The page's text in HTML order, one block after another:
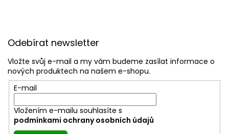
Odebírat newsletter
Vložte svůj e-mail a my vám budeme zasílat informace o
nových produktech na našem e-shopu.
E-mail
Vložením e-mailu souhlasíte s
podmínkami ochrany osobních údajů